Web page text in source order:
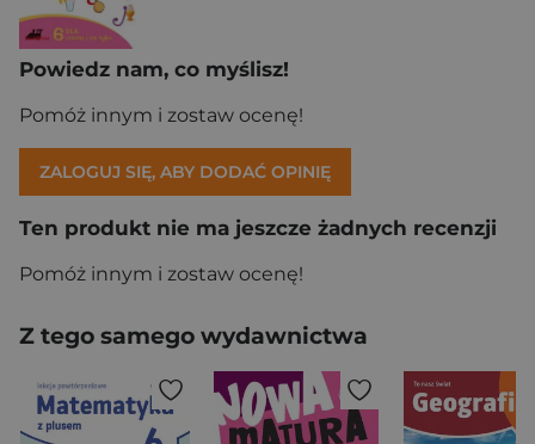
Powiedz nam, co myślisz!
Pomóż innym i zostaw ocenę!
ZALOGUJ SIĘ, ABY DODAĆ OPINIĘ
Ten produkt nie ma jeszcze żadnych recenzji
Pomóż innym i zostaw ocenę!
Z tego samego wydawnictwa